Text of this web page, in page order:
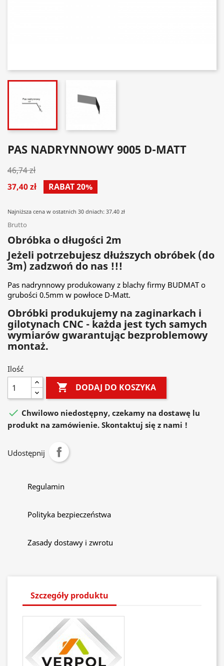
PAS NADRYNNOWY 9005 D-MATT
46,74 zł
37,40 zł
RABAT 20%
Najniższa cena w ostatnich 30 dniach: 37.40 zł
Brutto
Obróbka o długości 2m
Jeżeli potrzebujesz dłuższych obróbek (do
3m) zadzwoń do nas !!!
Pas nadrynnowy produkowany z blachy firmy BUDMAT o
grubości 0.5mm w powłoce D-Matt.
Obróbki produkujemy na zaginarkach i
gilotynach CNC - każda jest tych samych
wymiarów gwarantując bezproblemowy
montaż.
Ilość
 DODAJ DO KOSZYKA
 Chwilowo niedostępny, czekamy na dostawę lu
produkt na zamówienie. Skontaktuj się z nami !
Udostępnij
Regulamin
Polityka bezpieczeństwa
Zasady dostawy i zwrotu
Szczegóły produktu